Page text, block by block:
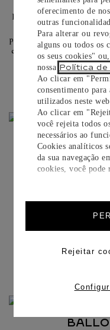
oferecimento de
outras
Para alterar ou
alguns ou todos os
os seus cookies"
nossa Política de
Ao clicar em
consentimento
utilizados neste
Ao clicar em
você rejeita todos
necessários ao
Cookies analíticos
da sua navegação
cookies, você pode
Rejeitar
O relógio Santos de
1847 MC, cujo design
oferecendo
precisão cronômica que
e proteção contra os
COLEÇÕES
Relógios, joias,
Santos-Dumont voa com
COLAR